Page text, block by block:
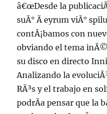
â€œDesde la
suÃ° Ã­ eyrum viÃ°
contÃ¡bamos con
obviando el tema
su disco en directo
Analizando la
RÃ³s y el trabajo en
podrÃ­a pensar que la